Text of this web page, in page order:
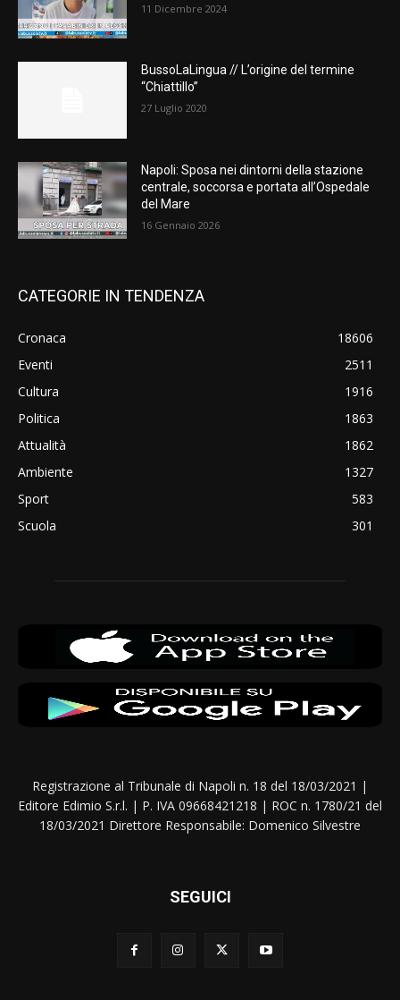
11 Dicembre 2024
BussoLaLingua // L’origine del termine
“Chiattillo”
27 Luglio 2020
Napoli: Sposa nei dintorni della stazione
centrale, soccorsa e portata all’Ospedale
del Mare
16 Gennaio 2026
CATEGORIE IN TENDENZA
Cronaca
18606
Eventi
2511
Cultura
1916
Politica
1863
Attualità
1862
Ambiente
1327
Sport
583
Scuola
301
Registrazione al Tribunale di Napoli n. 18 del 18/03/2021 |
Editore Edimio S.r.l. | P. IVA 09668421218 | ROC n. 1780/21 del
18/03/2021 Direttore Responsabile: Domenico Silvestre
SEGUICI